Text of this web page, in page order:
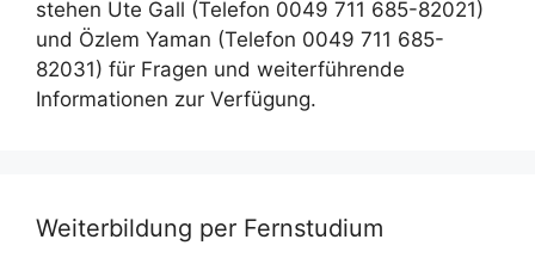
stehen Ute Gall (Telefon 0049 711 685-82021)
und Özlem Yaman (Telefon 0049 711 685-
82031) für Fragen und weiterführende
Informationen zur Verfügung.
Weiterbildung per Fernstudium